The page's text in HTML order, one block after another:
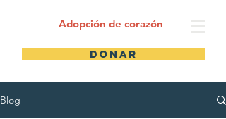
Adopción de corazón
Donar
Blog